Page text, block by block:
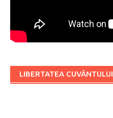
LIBERTATEA